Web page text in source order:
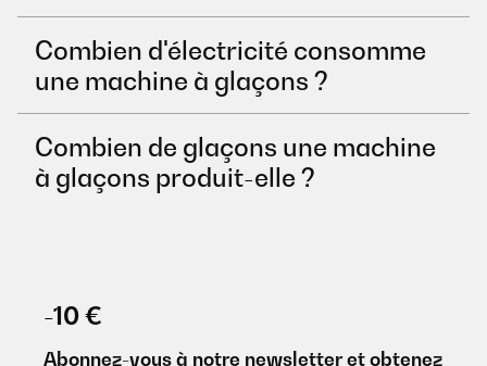
Combien d'électricité consomme
une machine à glaçons ?
Combien de glaçons une machine
à glaçons produit-elle ?
-10 €
Abonnez-vous à notre newsletter et obtenez